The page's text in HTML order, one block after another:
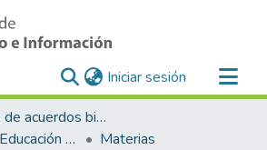
Iniciar sesión (current)
Repositorio de acuerdos bilaterales para el reconocimiento y equiparación de estudios en la Universidad de Costa Rica
Instituciones de Educación Superior Extranjeras-Universidad de Costa Rica
Materias